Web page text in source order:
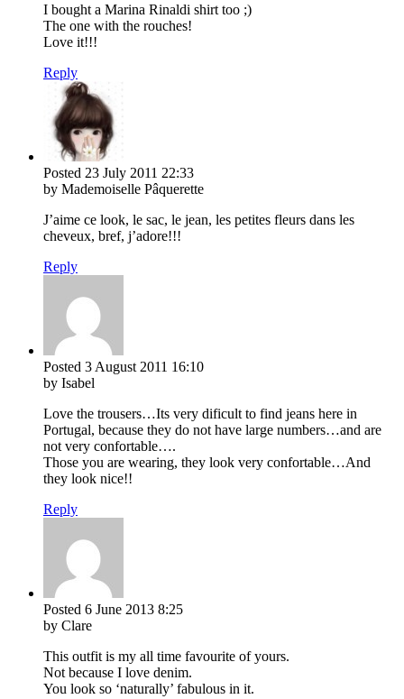
I bought a Marina Rinaldi shirt too ;)
The one with the rouches!
Love it!!!
Reply
Posted 23 July 2011 22:33
by Mademoiselle Pâquerette
J’aime ce look, le sac, le jean, les petites fleurs dans les
cheveux, bref, j’adore!!!
Reply
Posted 3 August 2011 16:10
by Isabel
Love the trousers…Its very dificult to find jeans here in
Portugal, because they do not have large numbers…and are
not very confortable….
Those you are wearing, they look very confortable…And
they look nice!!
Reply
Posted 6 June 2013 8:25
by Clare
This outfit is my all time favourite of yours.
Not because I love denim.
You look so ‘naturally’ fabulous in it.